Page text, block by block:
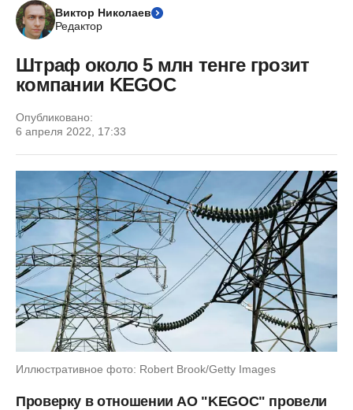
Виктор Николаев
Редактор
Штраф около 5 млн тенге грозит
компании KEGOC
Опубликовано:
6 апреля 2022, 17:33
Иллюстративное фото: Robert Brook/Getty Images
Проверку в отношении АО "KEGOC" провели